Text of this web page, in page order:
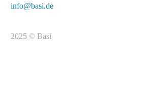
info@basi.de
2025 © Basi